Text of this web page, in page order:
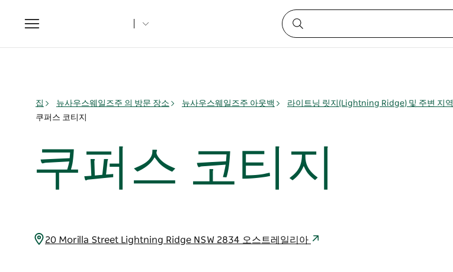
Toggle
navigation
집 뉴사우스웨일즈주 의 방문 장소 뉴사우스웨일즈주 아웃백 라이트닝 릿지(Lightning Ridge) 및 주변 지역
쿠퍼스 코티지
쿠퍼스 코티지
20 Morilla Street Lightning Ridge NSW 2834 오스트레일리아